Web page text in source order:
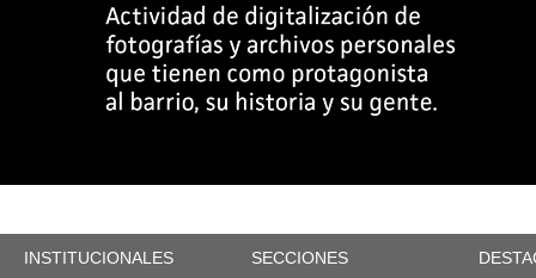
INSTITUCIONALES SECCIONES